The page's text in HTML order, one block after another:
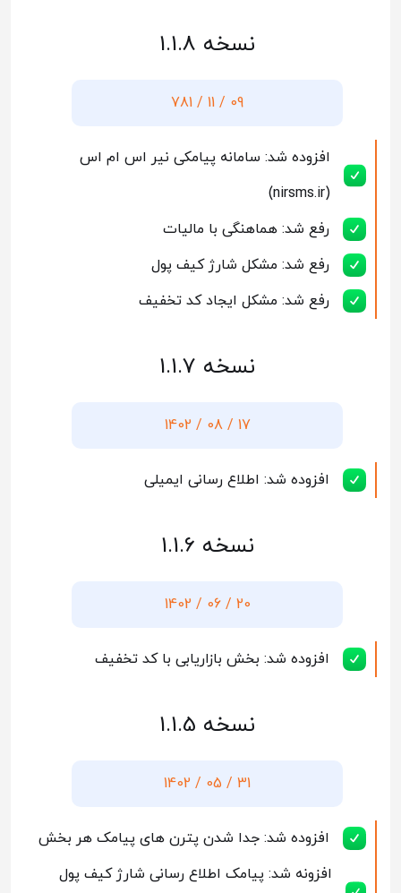
نسخه 1.1.8
09 / 11 / 781
افزوده شد: سامانه پیامکی نیر اس ام اس
(nirsms.ir)
رفع شد: هماهنگی با مالیات
رفع شد: مشکل شارژ کیف پول
رفع شد: مشکل ایجاد کد تخفیف
نسخه 1.1.7
17 / 08 / 1402
افزوده شد: اطلاع رسانی ایمیلی
نسخه 1.1.6
20 / 06 / 1402
افزوده شد: بخش بازاریابی با کد تخفیف
نسخه 1.1.5
31 / 05 / 1402
افزوده شد: جدا شدن پترن های پیامک هر بخش
افزونه شد: پیامک اطلاع رسانی شارژ کیف پول